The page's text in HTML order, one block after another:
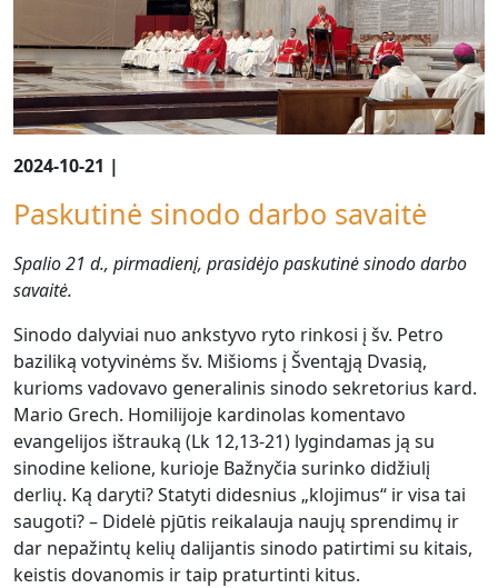
2024-10-21 |
Paskutinė sinodo darbo savaitė
Spalio 21 d., pirmadienį, prasidėjo paskutinė sinodo darbo
savaitė.
Sinodo dalyviai nuo ankstyvo ryto rinkosi į šv. Petro
baziliką votyvinėms šv. Mišioms į Šventąją Dvasią,
kurioms vadovavo generalinis sinodo sekretorius kard.
Mario Grech. Homilijoje kardinolas komentavo
evangelijos ištrauką (Lk 12,13-21) lygindamas ją su
sinodine kelione, kurioje Bažnyčia surinko didžiulį
derlių. Ką daryti? Statyti didesnius „klojimus“ ir visa tai
saugoti? – Didelė pjūtis reikalauja naujų sprendimų ir
dar nepažintų kelių dalijantis sinodo patirtimi su kitais,
keistis dovanomis ir taip praturtinti kitus.